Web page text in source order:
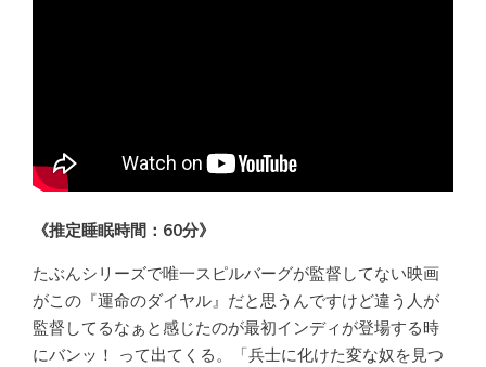
《推定睡眠時間：60分》
たぶんシリーズで唯一スピルバーグが監督してない映画
がこの『運命のダイヤル』だと思うんですけど違う人が
監督してるなぁと感じたのが最初インディが登場する時
にバンッ！ って出てくる。「兵士に化けた変な奴を見つ